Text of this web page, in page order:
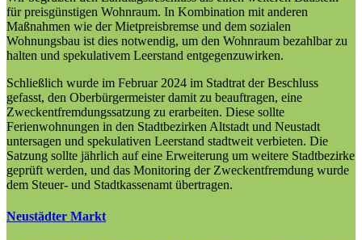
für preisgünstigen Wohnraum. In Kombination mit anderen
Maßnahmen wie der Mietpreisbremse und dem sozialen
Wohnungsbau ist dies notwendig, um den Wohnraum bezahlbar zu
halten und spekulativem Leerstand entgegenzuwirken.
Schließlich wurde im Februar 2024 im Stadtrat der Beschluss
gefasst, den Oberbürgermeister damit zu beauftragen, eine
Zweckentfremdungssatzung zu erarbeiten. Diese sollte
Ferienwohnungen in den Stadtbezirken Altstadt und Neustadt
untersagen und spekulativen Leerstand stadtweit verbieten. Die
Satzung sollte jährlich auf eine Erweiterung um weitere Stadtbezirke
geprüft werden, und das Monitoring der Zweckentfremdung wurde
dem Steuer- und Stadtkassenamt übertragen.
Neustädter Markt